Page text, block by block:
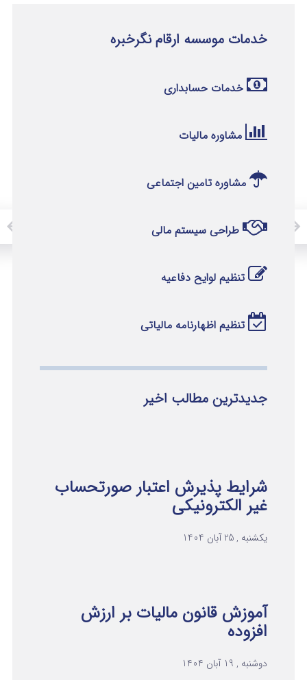
خدمات موسسه ارقام نگرخبره
خدمات حسابداری
مشاوره مالیات
مشاوره تامین اجتماعی
طراحی سیستم مالی
تنظیم لوایح دفاعیه
تنظیم اظهارنامه مالیاتی
جدیدترین مطالب اخیر
شرایط پذیرش اعتبار صورتحساب
غیر الکترونیکی
یکشنبه , 25 آبان 1404
آموزش قانون مالیات بر ارزش
افزوده
دوشنبه , 19 آبان 1404